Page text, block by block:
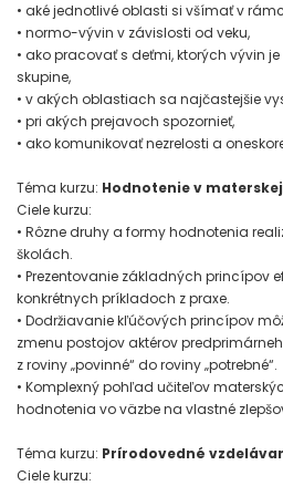
• aké jednotlivé oblasti si všímať v
• normo-vývin v závislosti od veku,
• ako pracovať s deťmi, ktorých vývin
skupine,
• v akých oblastiach sa najčastejšie
• pri akých prejavoch spozornieť,
• ako komunikovať nezrelosti a
Téma kurzu: Hodnotenie v
Ciele kurzu:
• Rôzne druhy a formy hodnotenia
školách.
• Prezentovanie základných princípov
konkrétnych príkladoch z praxe.
• Dodržiavanie kľúčových princípov
zmenu postojov aktérov
z roviny „povinné“ do roviny „potrebné“.
• Komplexný pohľad učiteľov
hodnotenia vo väzbe na vlastné
Téma kurzu: Prírodovedné
Ciele kurzu: